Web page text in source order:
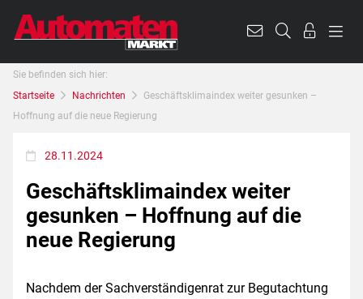
Sie befinden sich hier:
Startseite
Nachrichten
Geschäftsklimaindex weiter gesunken –
Hoffnung auf die neue Regierung
28.11.2024
Geschäftsklimaindex weiter
gesunken – Hoffnung auf die
neue Regierung
Nachdem der Sachverständigenrat zur Begutachtung